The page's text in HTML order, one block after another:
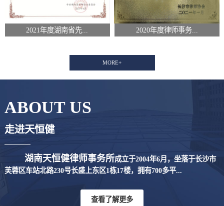
2021年度湖南省先... 2020年度律师事务...
MORE+
ABOUT US
走进天恒健
湖南天恒健律师事务所成立于2004年6月，坐落于长沙市
芙蓉区车站北路230号长盛上东区1栋17楼，拥有700多平...
查看了解更多